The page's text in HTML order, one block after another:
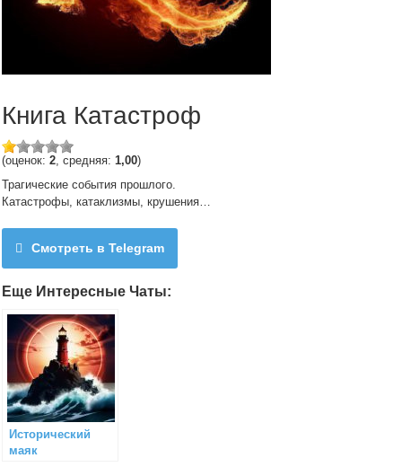
Книга Катастроф
(оценок:2, средняя:1,00)
Трагические события прошлого.
Катастрофы, катаклизмы, крушения…
Смотреть в Telegram
Еще Интересные Чаты:
Исторический
маяк